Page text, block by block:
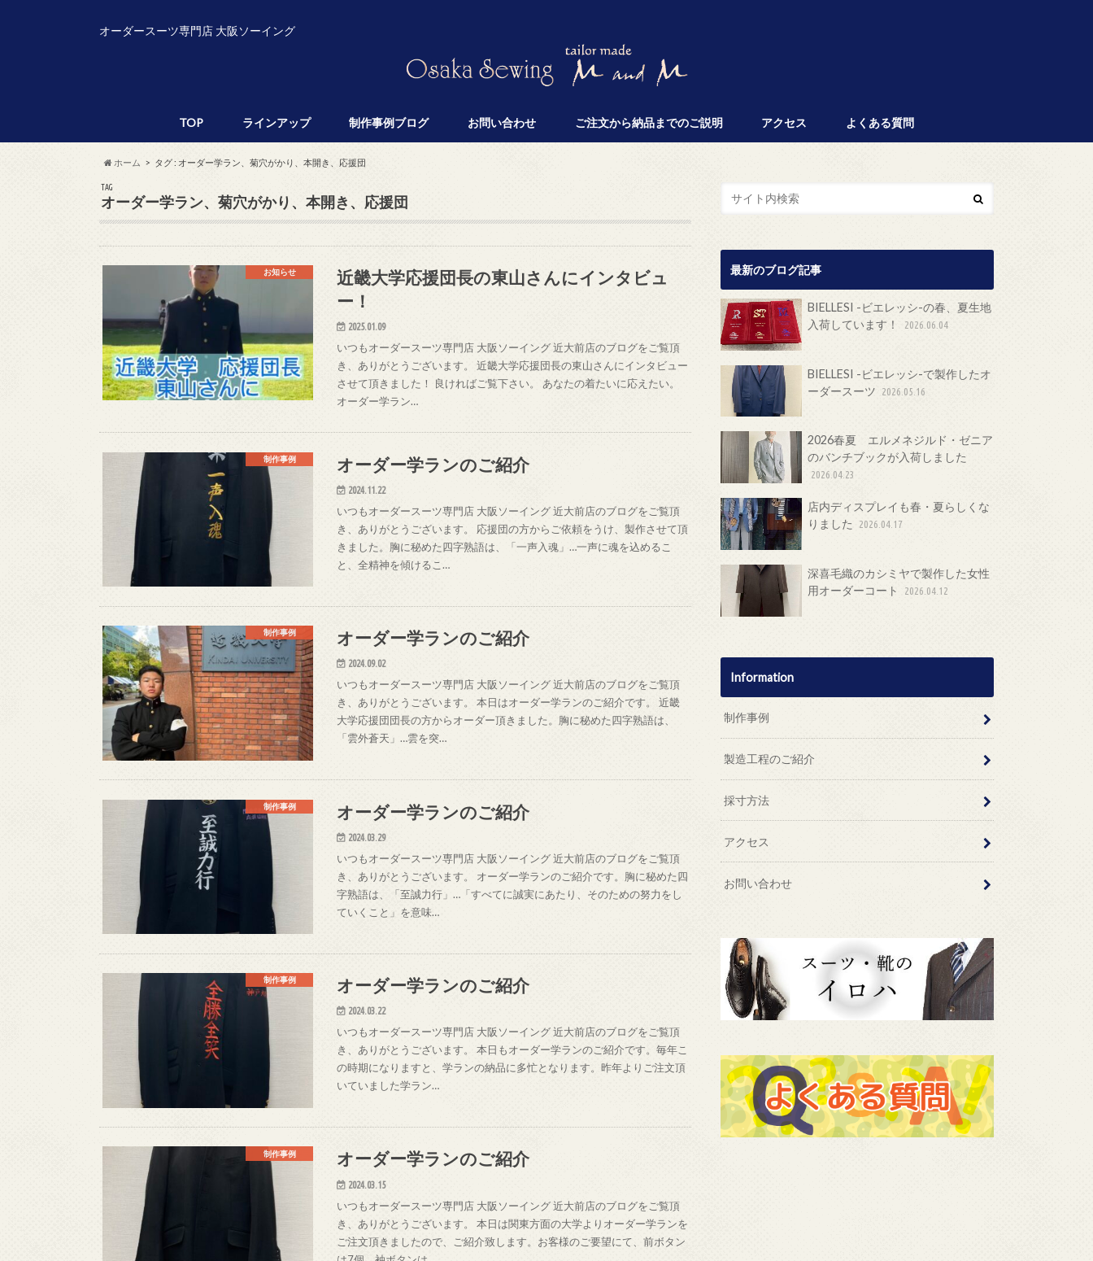
オーダースーツ専門店 大阪ソーイング
TOP ラインアップ 制作事例ブログ お問い合わせ ご注文から納品までのご説明 アクセス よくある質問
ホーム タグ : オーダー学ラン、菊穴がかり、本開き、応援団
TAG
オーダー学ラン、菊穴がかり、本開き、応援団
お知らせ
近畿大学応援団長の東山さんにインタビュ
ー！
2025.01.09
いつもオーダースーツ専門店 大阪ソーイング 近大前店のブログをご覧頂
き、ありがとうございます。 近畿大学応援団長の東山さんにインタビュー
させて頂きました！ 良ければご覧下さい。 あなたの着たいに応えたい。
オーダー学ラン…
制作事例 オーダー学ランのご紹介
2024.11.22
いつもオーダースーツ専門店 大阪ソーイング 近大前店のブログをご覧頂
き、ありがとうございます。 応援団の方からご依頼をうけ、製作させて頂
きました。胸に秘めた四字熟語は、「一声入魂」…一声に魂を込めるこ
と、全精神を傾けるこ…
制作事例 オーダー学ランのご紹介
2024.09.02
いつもオーダースーツ専門店 大阪ソーイング 近大前店のブログをご覧頂
き、ありがとうございます。 本日はオーダー学ランのご紹介です。 近畿
大学応援団団長の方からオーダー頂きました。胸に秘めた四字熟語は、
「雲外蒼天」…雲を突…
制作事例 オーダー学ランのご紹介
2024.03.29
いつもオーダースーツ専門店 大阪ソーイング 近大前店のブログをご覧頂
き、ありがとうございます。 オーダー学ランのご紹介です。胸に秘めた四
字熟語は、「至誠力行」…「すべてに誠実にあたり、そのための努力をし
ていくこと」を意味…
制作事例 オーダー学ランのご紹介
2024.03.22
いつもオーダースーツ専門店 大阪ソーイング 近大前店のブログをご覧頂
き、ありがとうございます。 本日もオーダー学ランのご紹介です。毎年こ
の時期になりますと、学ランの納品に多忙となります。昨年よりご注文頂
いていました学ラン…
制作事例 オーダー学ランのご紹介
2024.03.15
いつもオーダースーツ専門店 大阪ソーイング 近大前店のブログをご覧頂
き、ありがとうございます。 本日は関東方面の大学よりオーダー学ランを
ご注文頂きましたので、ご紹介致します。お客様のご要望にて、前ボタン
最新のブログ記事
BIELLESI -ビエレッシ-の春、夏生地
入荷しています！
2026.06.04
BIELLESI -ビエレッシ-で製作したオ
ーダースーツ
2026.05.16
2026春夏 エルメネジルド・ゼニア
のバンチブックが入荷しました
2026.04.23
店内ディスプレイも春・夏らしくな
りました
2026.04.17
深喜毛織のカシミヤで製作した女性
用オーダーコート
2026.04.12
Information
制作事例
製造工程のご紹介
採寸方法
アクセス
お問い合わせ